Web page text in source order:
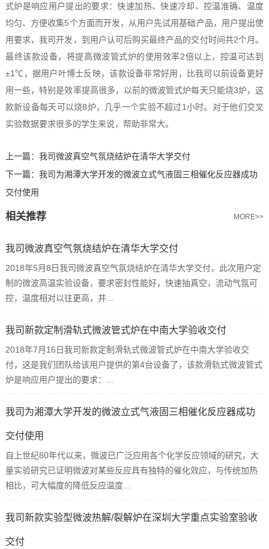
式炉是响应用户提出的要求：快速加热、快速冷却、控温准确、温度
均匀、方便收集5个方面而开发，从用户先试用基础产品，用户提出使
用要求，我司开发，到用户认可后购买最终产品的交付时间共2个月。
最终该款设备，将提高微波管式炉的使用效率2倍以上，控温可达到
±1℃，据用户叶博士反映，该款设备非常好用，比我司以前设备更好
用一些，特别是效率提高很多，以前的微波管式炉每天只能烧3炉，这
款新设备每天可以烧8炉，几乎一个实验不超过1小时。对于他们交叉
实验数据要求很多的学生来说，帮助非常大。
上一篇： 我司微波真空气氛烧结炉在清华大学交付
下一篇： 我司为湘潭大学开发的微波立式气液固三相催化反应器成功
交付使用
相关推荐 MORE>>
我司微波真空气氛烧结炉在清华大学交付
2018年5月8日我司微波真空气氛烧结炉在清华大学交付，此次用户定
制的微波高温实验设备，要求密封性能好，快速抽真空，流动气氛可
控，温度相对以往更高，并...
我司新款定制滑轨式微波管式炉在中南大学验收交付
2018年7月16日我司新款定制滑轨式微波管式炉在中南大学验收交
付，这是我们团队给该用户提供的第4台设备了，该款滑轨式微波管式
炉是响应用户提出的要求：...
我司为湘潭大学开发的微波立式气液固三相催化反应器成功
交付使用
自上世纪80年代以来，微波已广泛应用各个化学反应领域的研究，大
量实验研究已证明微波对某些反应具有独特的催化效应，与传统加热
相比，可大幅度的降低反应温度...
我司新款实验型微波热解/裂解炉在深圳大学重点实验室验收
交付